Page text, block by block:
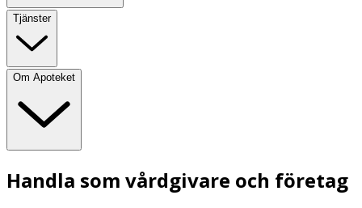
Tjänster
Om Apoteket
Handla som vårdgivare och företag